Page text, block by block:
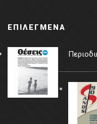
ΕΠΙΛΕΓΜΈΝΑ